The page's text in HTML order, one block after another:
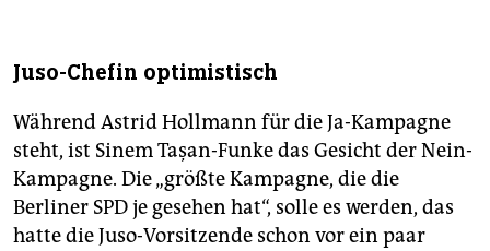
Juso-Chefin optimistisch
Während Astrid Hollmann für die Ja-Kampagne
steht, ist Sinem Taşan-Funke das Gesicht der Nein-
Kampagne. Die „größte Kampagne, die die
Berliner SPD je gesehen hat“, solle es werden, das
hatte die Juso-Vorsitzende schon vor ein paar